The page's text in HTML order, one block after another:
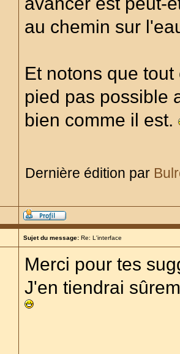
au chemin sur
Et notons que
pied pas possible
bien comme il est.
Dernière édition par
Sujet du message: Re: L'interface
Merci pour tes
J'en tiendrai